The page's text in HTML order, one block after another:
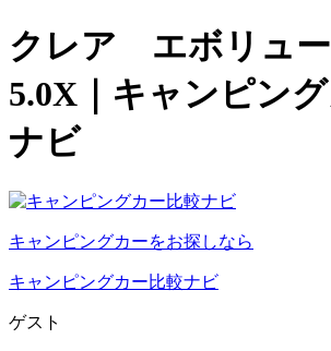
クレア エボリュ
5.0X｜キャンピン
ナビ
キャンピングカーをお探しなら
キャンピングカー比較ナビ
ゲスト